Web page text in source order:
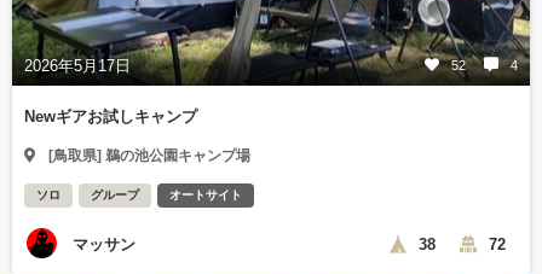
2026年5月17日 52 4
Newギアお試しキャンプ
[鳥取県] 鵜の池公園キャンプ場
ソロ グループ オートサイト
マッサン 38 72